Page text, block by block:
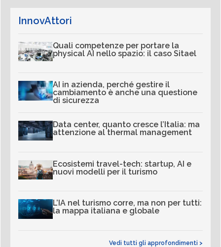
InnovAttori
Quali competenze per portare la
physical AI nello spazio: il caso Sitael
AI in azienda, perché gestire il
cambiamento è anche una questione
di sicurezza
Data center, quanto cresce l’Italia: ma
attenzione al thermal management
Ecosistemi travel-tech: startup, AI e
nuovi modelli per il turismo
L’IA nel turismo corre, ma non per tutti:
la mappa italiana e globale
Vedi tutti gli approfondimenti >